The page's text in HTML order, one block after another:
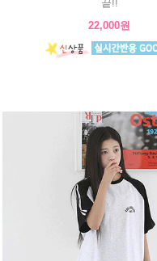
끝!!
22,000원